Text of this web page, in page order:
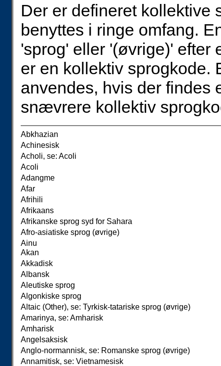
Der er defineret kollektive
benyttes i ringe omfang.
'sprog' eller '(øvrige)' efter
er en kollektiv sprogkode.
anvendes, hvis der findes
snævrere kollektiv
Abkhazian
Achinesisk
Acholi, se: Acoli
Acoli
Adangme
Afar
Afrihili
Afrikaans
Afrikanske sprog syd for Sahara
Afro-asiatiske sprog (øvrige)
Ainu
Akan
Akkadisk
Albansk
Aleutiske sprog
Algonkiske sprog
Altaic (Other), se: Tyrkisk-tatariske sprog (øvrige)
Amarinya, se: Amharisk
Amharisk
Angelsaksisk
Anglo-normannisk, se: Romanske sprog (øvrige)
Annamitisk, se: Vietnamesisk